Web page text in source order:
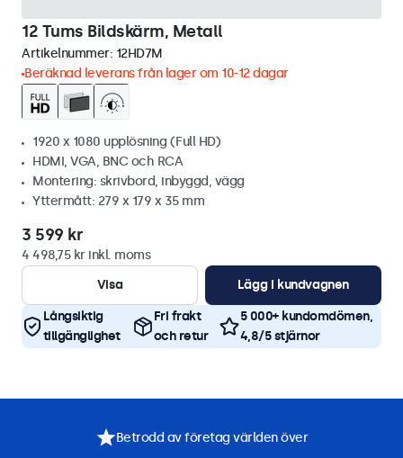
12 Tums Bildskärm, Metall
Artikelnummer: 12HD7M
Beräknad leverans från lager om 10-12 dagar
1920 x 1080 upplösning (Full HD)
HDMI, VGA, BNC och RCA
Montering: skrivbord, inbyggd, vägg
Yttermått: 279 x 179 x 35 mm
3 599 kr
4 498,75 kr inkl. moms
Visa
Lägg i kundvagnen
Långsiktig
tillgänglighet
Fri frakt
och retur
5 000+ kundomdömen,
4,8/5 stjärnor
Betrodd av företag världen över